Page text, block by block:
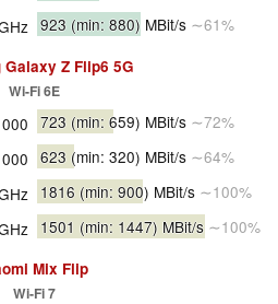
923 (min: 880) MBit/s ∼61%
Galaxy Z Flip6 5G
Wi-Fi 6E
723 (min: 659) MBit/s ∼72%
623 (min: 320) MBit/s ∼64%
1816 (min: 900) MBit/s ∼100%
1501 (min: 1447) MBit/s ∼100%
Mix Flip
Wi-Fi 7